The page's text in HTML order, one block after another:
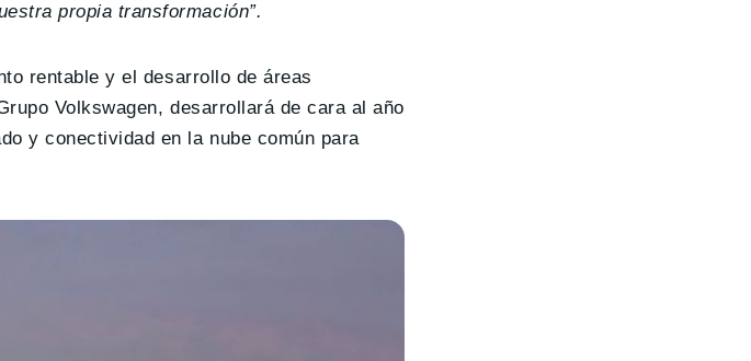
propia transformación”.
rentable y el desarrollo de áreas
Volkswagen, desarrollará de cara al año
y conectividad en la nube común para